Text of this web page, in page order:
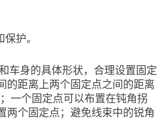
护。
车身的具体形状，合理设置固定
的距离上两个固定点之间的距离
一个固定点可以布置在钝角拐
两个固定点；避免线束中的锐角